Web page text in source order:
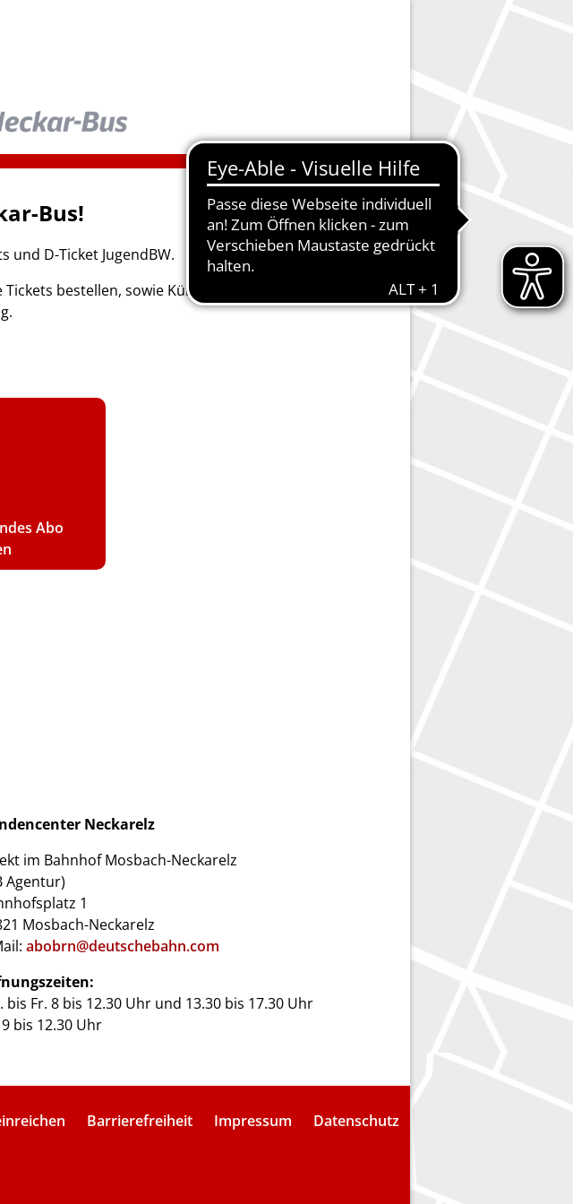
Bus!
und D-Ticket JugendBW.
bestellen, sowie Kündigungen vornehmen oder
Abo
Neckarelz
im Bahnhof Mosbach-Neckarelz
Agentur)
1
Mosbach-Neckarelz
abobrn@deutschebahn.com
bis Fr. 8 bis 12.30 Uhr und 13.30 bis 17.30 Uhr
9 bis 12.30 Uhr
Barrierefreiheit Impressum Datenschutz